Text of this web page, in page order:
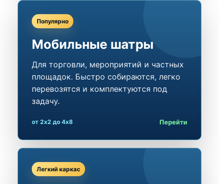
Популярно
Мобильные шатры
Для торговли, мероприятий и частных
площадок. Быстро собираются, легко
перевозятся и комплектуются под
задачу.
от 2x2 до 4x8 Перейти
Легкий каркас